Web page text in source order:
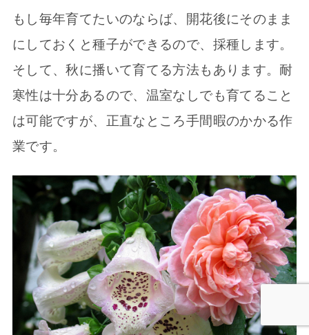
もし毎年育てたいのならば、開花後にそのまま
にしておくと種子ができるので、採種します。
そして、秋に播いて育てる方法もあります。耐
寒性は十分あるので、温室なしでも育てること
は可能ですが、正直なところ手間暇のかかる作
業です。